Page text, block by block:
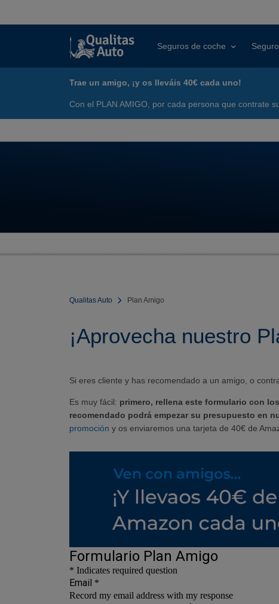
Seguros de coche
Trae un amigo, ¡y os lleváis 40€ cada uno!
Con el PLAN AMIGO, por cada persona que contrate
Qualitas Auto Plan Amigo
¡Aprovecha nuestro
Si eres cliente y has recomendado a un amigo, o
Es muy fácil: primero, rellena este formulario con
recomendado podrá empezar su presupuesto en
promoción y os enviaremos una tarjeta de 40€ de